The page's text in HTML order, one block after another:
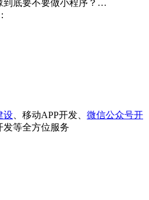
到底要不要做小程序？…
设 、移动APP开发、 微信公众号开
发等全方位服务